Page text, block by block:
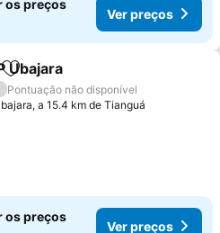
os preços
Ver preços
Adicionar aos favoritos
Ubajara
Pontuação não disponível
a 15.4 km de Tianguá
os preços
Ver preços